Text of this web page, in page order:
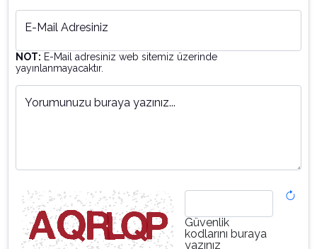
E-Mail Adresiniz
NOT: E-Mail adresiniz web sitemiz üzerinde
yayınlanmayacaktır.
Yorumunuzu buraya yazınız...
Güvenlik
kodlarını buraya
yazınız